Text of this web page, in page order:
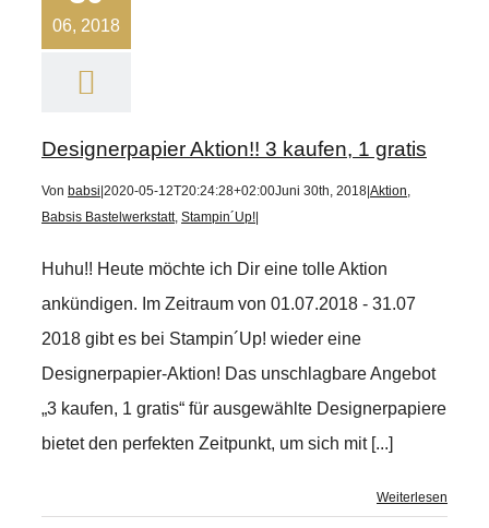
06, 2018
Designerpapier Aktion!! 3 kaufen, 1 gratis
Von babsi 2020-05-12T20:24:28+02:00Juni 30th, 2018 Aktion,
Babsis Bastelwerkstatt, Stampin´Up!
Huhu!! Heute möchte ich Dir eine tolle Aktion
ankündigen. Im Zeitraum von 01.07.2018 - 31.07
2018 gibt es bei Stampin´Up! wieder eine
Designerpapier-Aktion! Das unschlagbare Angebot
„3 kaufen, 1 gratis“ für ausgewählte Designerpapiere
bietet den perfekten Zeitpunkt, um sich mit [...]
Weiterlesen